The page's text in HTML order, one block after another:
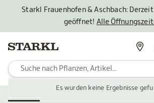
Starkl Frauenhofen & Aschbach:
geöffnet! Alle
Es wurden keine Ergebnisse
Zubehör